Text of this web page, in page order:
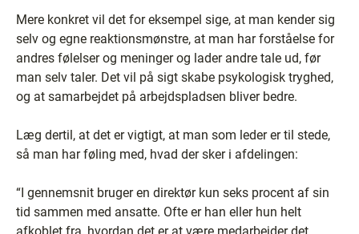
Mere konkret vil det for eksempel sige, at man kender sig
selv og egne reaktionsmønstre, at man har forståelse for
andres følelser og meninger og lader andre tale ud, før
man selv taler. Det vil på sigt skabe psykologisk tryghed,
og at samarbejdet på arbejdspladsen bliver bedre.
Læg dertil, at det er vigtigt, at man som leder er til stede,
så man har føling med, hvad der sker i afdelingen:
“I gennemsnit bruger en direktør kun seks procent af sin
tid sammen med ansatte. Ofte er han eller hun helt